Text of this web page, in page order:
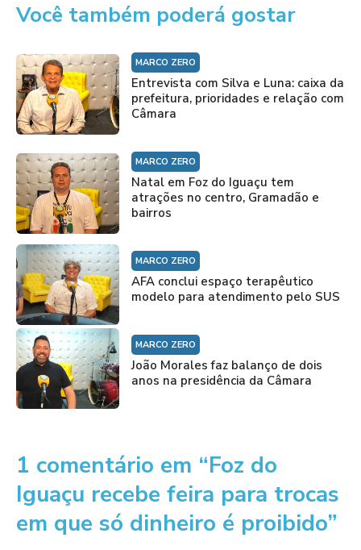
Você também poderá gostar
MARCO ZERO
Entrevista com Silva e Luna: caixa da
prefeitura, prioridades e relação com
Câmara
MARCO ZERO
Natal em Foz do Iguaçu tem
atrações no centro, Gramadão e
bairros
MARCO ZERO
AFA conclui espaço terapêutico
modelo para atendimento pelo SUS
MARCO ZERO
João Morales faz balanço de dois
anos na presidência da Câmara
1 comentário em “Foz do
Iguaçu recebe feira para trocas
em que só dinheiro é proibido”